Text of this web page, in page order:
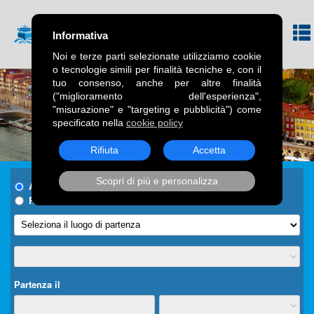
Informativa
Noi e terze parti selezionate utilizziamo cookie
o tecnologie simili per finalità tecniche e, con il
tuo consenso, anche per altre finalità
("miglioramento dell'esperienza",
"misurazione" e "targeting e pubblicità") come
specificato nella cookie policy
Rifiuta Accetta
Scopri di più e personalizza